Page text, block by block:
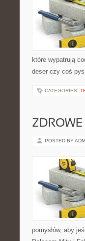
które wypatrują
deser czy coś
CATEGORIES:
POSTED BY
pomysłów, aby